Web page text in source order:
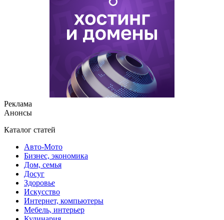
Реклама
Анонсы
Каталог статей
Авто-Мото
Бизнес, экономика
Дом, семья
Досуг
Здоровье
Искусство
Интернет, компьютеры
Мебель, интерьер